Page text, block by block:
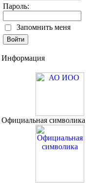
Пароль:
Запомнить меня
Информация
Официальная символика